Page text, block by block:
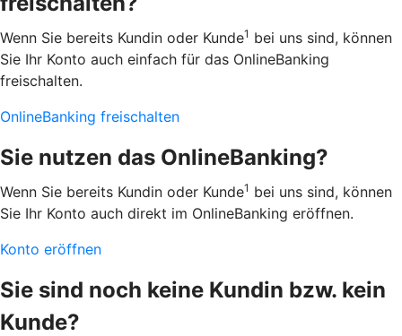
Wenn Sie bereits Kundin oder Kunde1 bei uns sind, können
Sie Ihr Konto auch einfach für das OnlineBanking
freischalten.
OnlineBanking freischalten
Sie nutzen das OnlineBanking?
Wenn Sie bereits Kundin oder Kunde1 bei uns sind, können
Sie Ihr Konto auch direkt im OnlineBanking eröffnen.
Konto eröffnen
Sie sind noch keine Kundin bzw. kein
Kunde?